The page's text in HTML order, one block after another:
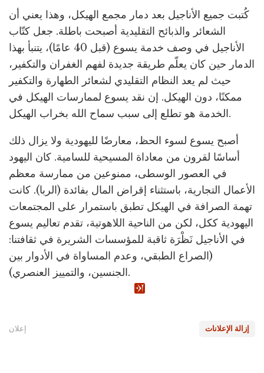
كُتبت جميع الأناجيل بعد دمار مجمع الهيكل، وهذا يعني أن
الشعائر والذبائح التقليدية أصبحت باطلة. جعل كتّاب
الأناجيل في وصف خدمة يسوع (قبل 40 عامًا)، يتنبأ بهذا
الدمار حين كان يعلّم طريقة جديدة لفهم الغفران والتكفير،
حيث لم يعد النظام التقليدي لشعائر الطهارة والتكفير
ممكنًا، دون الهيكل. إن نقد يسوع لممارسات الهيكل في
الخدمة هو تطلع إلى سبب سماح الله بخراب الهيكل.
أصبح يسوع لسوء الحظ، معارضًا لليهودية ولا يزال ذلك
أساسًا لقرون من معاداة المسيحية للسامية. كان اليهود
في العصور الوسطى، ممنوعين من ممارسة معظم
الأعمال التجارية، باستثناء إقراض المال بفائدة (الربا). كانت
تهمة الصرافة في الهيكل تطبق باستمرار على المجتمعات
اليهودية ككل، لكن من الناحية اللاهوتية، تقدم تعاليم يسوع
في الأناجيل نَظْرَة ثاقبة للمؤسسات الشريرة في ثقافتنا:
(الصراع الطبقي، وعدم المساواة في الأدوار بين
الجنسين، والتمييز العنصري).
إزالة الإعلانات إعلان